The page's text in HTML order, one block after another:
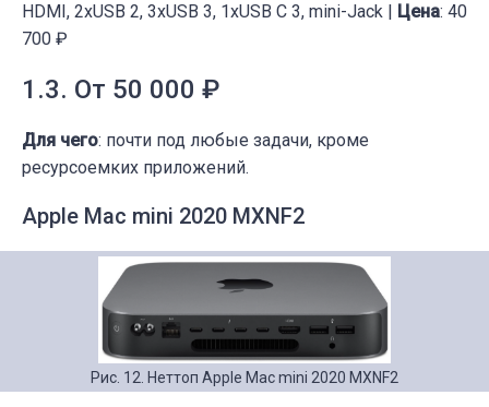
HDMI, 2xUSB 2, 3xUSB 3, 1xUSB C 3, mini-Jack |
Цена: 40
700 ₽
1.3. От 50 000 ₽
Для чего: почти под любые задачи, кроме
ресурсоемких приложений.
Apple Mac mini 2020 MXNF2
Рис. 12. Неттоп Apple Mac mini 2020 MXNF2